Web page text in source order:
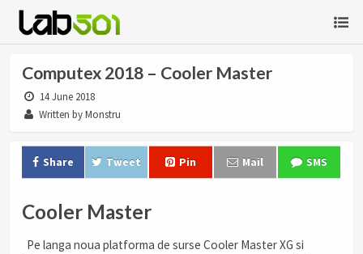
Computex 2018 – Cooler Master
14 June 2018
Written by Monstru
Share Tweet Pin Mail SMS
Cooler Master
Pe langa noua platforma de surse Cooler Master XG si